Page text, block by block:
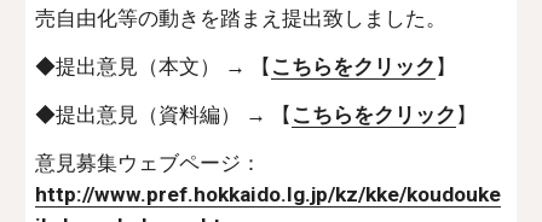
売自由化等の動きを踏まえ提出致しました。
◆提出意見（本文） → 【 こちらをクリック 】
◆提出意見（資料編） → 【 こちらをクリック 】
意見募集ウェブページ：
http://www.pref.hokkaido.lg.jp/kz/kke/koudouke